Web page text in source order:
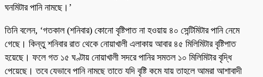
ঘনমিটার পানি নামছে।’
তিনি বলেন, ‘গতকাল (শনিবার) কোনো বৃষ্টিপাত না হওয়ায় ৪০ সেন্টিমিটার পানি নেমে
গেছে। কিন্তু শনিবার রাত থেকে নোয়াখালী এলাকায় আবার ৪৫ মিলিমিটার বৃষ্টিপাত
হয়েছে। ফলে গত ১৫ ঘণ্টায় নোয়াখালী সদরে পানির সমতল ১০ মিলিমিটার বৃদ্ধি
পেয়েছে। তবে যেভাবে পানি নামছে তাতে যদি বৃষ্টি কমে যায় তাহলে আমরা আশাবাদী